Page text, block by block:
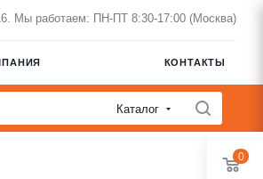
Мы работаем: ПН-ПТ 8:30-17:00 (Москва)
КОНТАКТЫ
Каталог
0